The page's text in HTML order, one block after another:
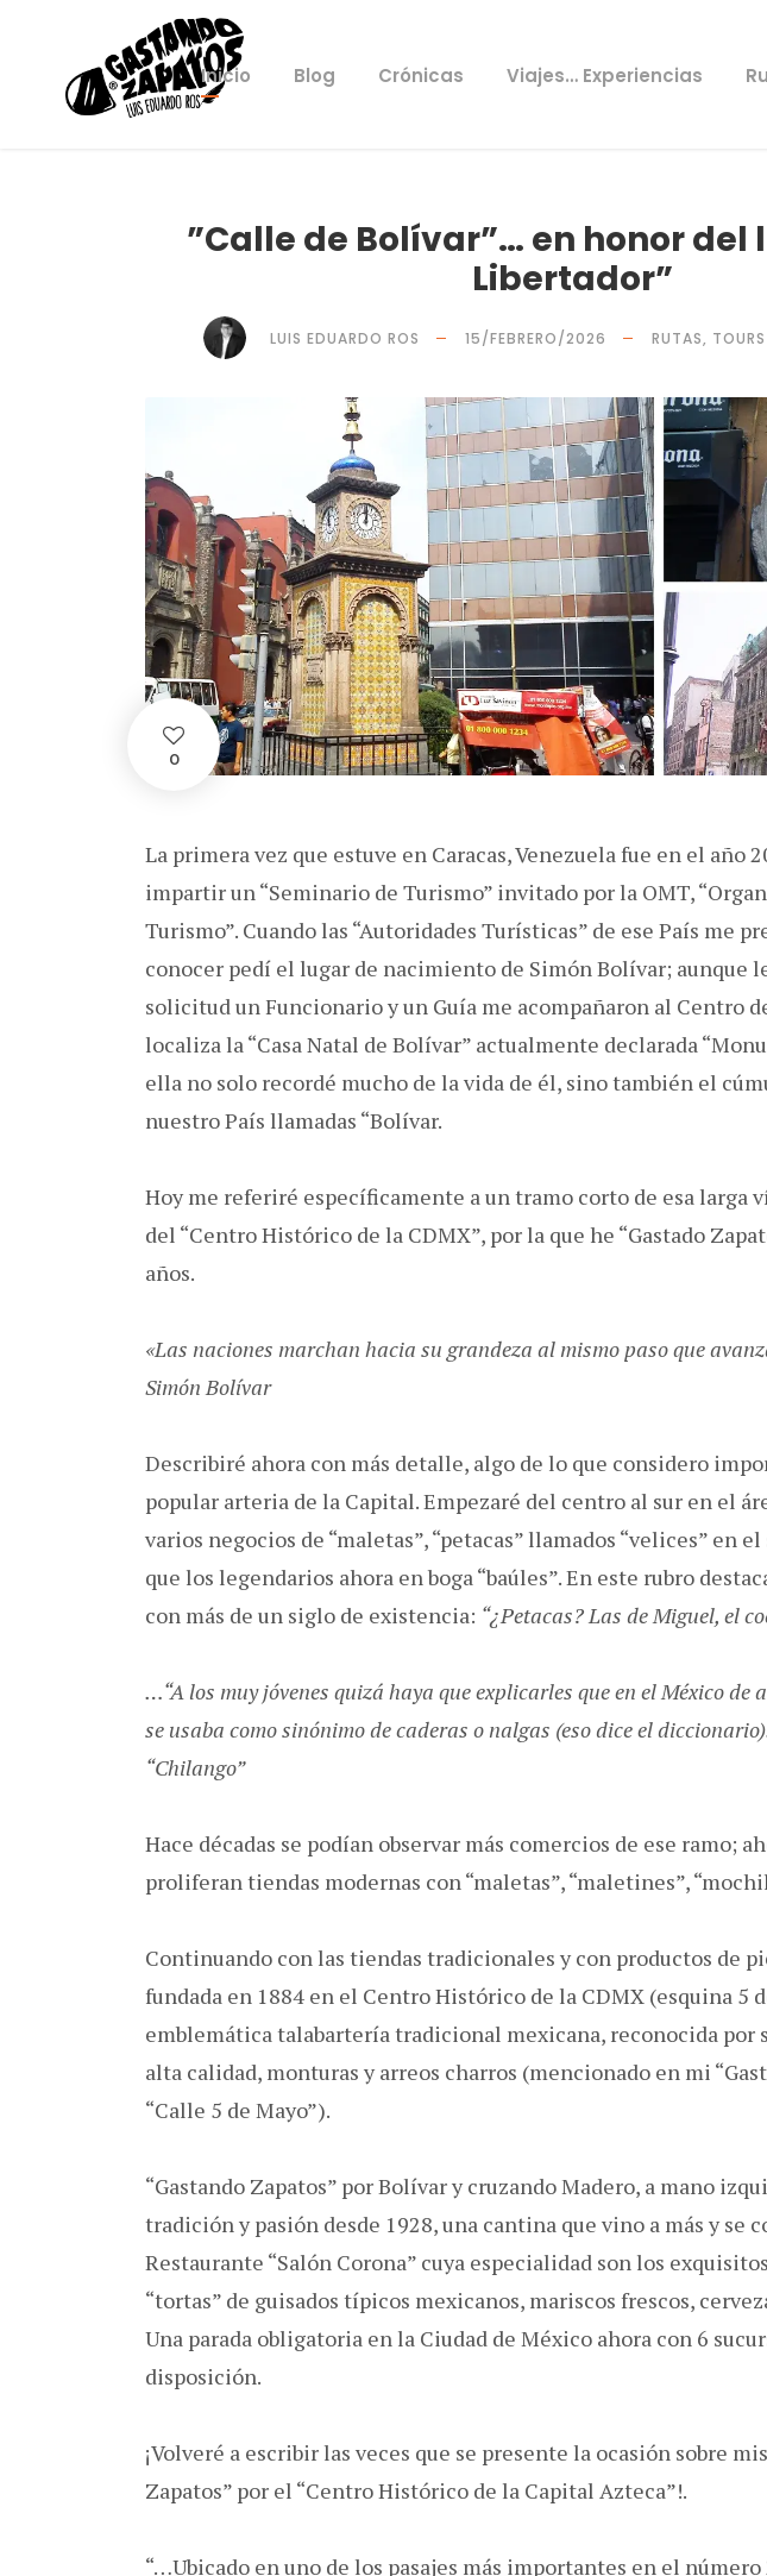
Inicio Blog Crónicas Viajes… Experiencias
”Calle de Bolívar”… en honor del
Libertador”
LUIS EDUARDO ROS 15/FEBRERO/2026 RUTAS,
0
La primera vez que estuve en Caracas, Venezuela fue en el año
impartir un “Seminario de Turismo” invitado por la OMT,
Turismo”. Cuando las “Autoridades Turísticas” de ese País me
conocer pedí el lugar de nacimiento de Simón Bolívar; aunque
solicitud un Funcionario y un Guía me acompañaron al Centro
localiza la “Casa Natal de Bolívar” actualmente declarada
ella no solo recordé mucho de la vida de él, sino también el
nuestro País llamadas “Bolívar.
Hoy me referiré específicamente a un tramo corto de esa larga
del “Centro Histórico de la CDMX”, por la que he “Gastado
años.
«Las naciones marchan hacia su grandeza al mismo paso que
Simón Bolívar
Describiré ahora con más detalle, algo de lo que considero
popular arteria de la Capital. Empezaré del centro al sur en el
varios negocios de “maletas”, “petacas” llamados “velices” en
que los legendarios ahora en boga “baúles”. En este rubro
con más de un siglo de existencia: “¿Petacas? Las de Miguel, el
…“A los muy jóvenes quizá haya que explicarles que en el México de
se usaba como sinónimo de caderas o nalgas (eso dice el
“Chilango”
Hace décadas se podían observar más comercios de ese ramo;
proliferan tiendas modernas con “maletas”, “maletines”,
Continuando con las tiendas tradicionales y con productos de
fundada en 1884 en el Centro Histórico de la CDMX (esquina 5
emblemática talabartería tradicional mexicana, reconocida por
alta calidad, monturas y arreos charros (mencionado en mi
“Calle 5 de Mayo”).
“Gastando Zapatos” por Bolívar y cruzando Madero, a mano
tradición y pasión desde 1928, una cantina que vino a más y se
Restaurante “Salón Corona” cuya especialidad son los
“tortas” de guisados típicos mexicanos, mariscos frescos,
Una parada obligatoria en la Ciudad de México ahora con 6
disposición.
¡Volveré a escribir las veces que se presente la ocasión sobre
Zapatos” por el “Centro Histórico de la Capital Azteca”!.
“…Ubicado en uno de los pasajes más importantes en el número